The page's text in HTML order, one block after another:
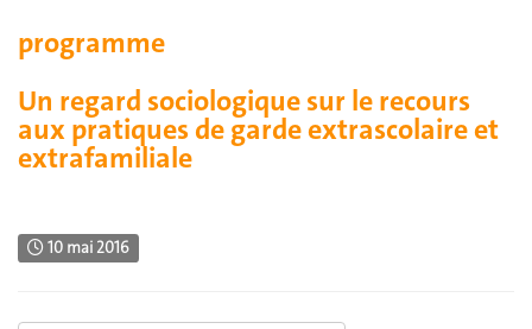
programme
Un regard sociologique sur le recours
aux pratiques de garde extrascolaire et
extrafamiliale
10 mai 2016